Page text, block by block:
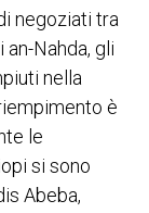
negoziati tra
an-Nahda, gli
nella
è
le
si sono
Abeba,